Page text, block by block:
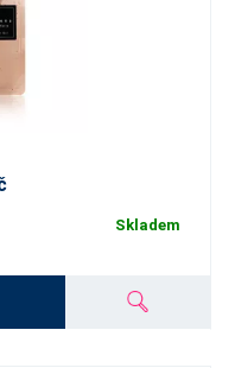
Skladem